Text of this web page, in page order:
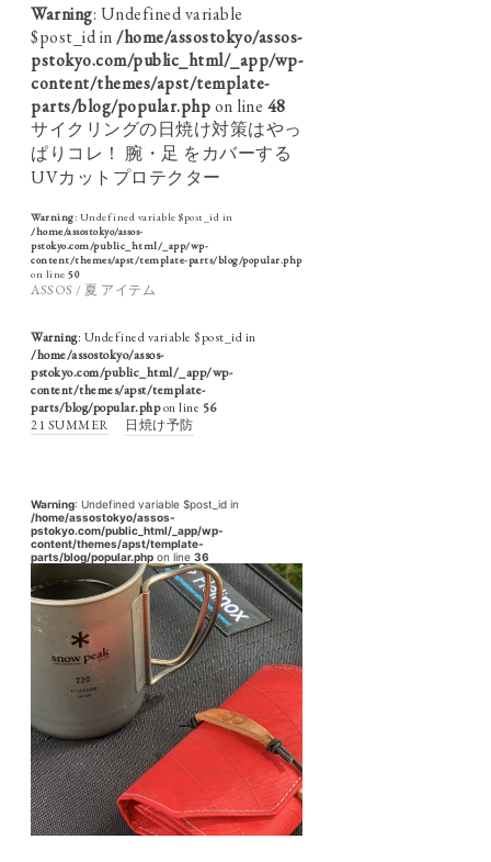
Warning: Undefined variable
$post_id in/home/assostokyo/assos-
pstokyo.com/public_html/_app/wp-
content/themes/apst/template-
parts/blog/popular.phpon line 48
サイクリングの日焼け対策はやっ
ぱりコレ！ 腕・足 をカバーする
UVカットプロテクター
Warning: Undefined variable $post_id in
/home/assostokyo/assos-
pstokyo.com/public_html/_app/wp-
content/themes/apst/template-parts/blog/popular.php
on line 50
ASSOS / 夏 アイテム
Warning: Undefined variable $post_id in
/home/assostokyo/assos-
pstokyo.com/public_html/_app/wp-
content/themes/apst/template-
parts/blog/popular.phpon line 56
21 SUMMER
日焼け予防
Warning: Undefined variable $post_id in
/home/assostokyo/assos-
pstokyo.com/public_html/_app/wp-
content/themes/apst/template-
parts/blog/popular.php on line 36